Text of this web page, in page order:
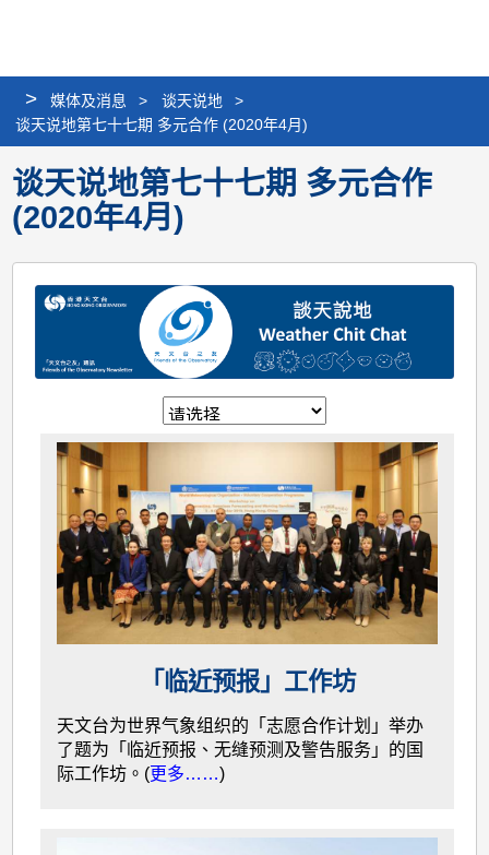
版
站
> 媒体及消息 > 谈天说地
>
谈天说地第七十七期 多元合作 (2020年4月)
谈天说地第七十七期 多元合作
(2020年4月)
「临近预报」工作坊
天文台为世界气象组织的「志愿合作计划」举办
了题为「临近预报、无缝预测及警告服务」的国
际工作坊。(更多……)